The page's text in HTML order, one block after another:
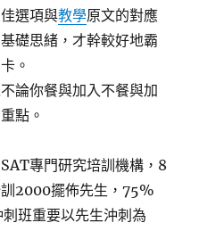
選項與教學原文的對應
礎思緒，才幹較好地霸
。
論你餐與加入不餐與加
點。
專門研究培訓機構，8
2000擺佈先生，75%
班重要以先生沖刺為